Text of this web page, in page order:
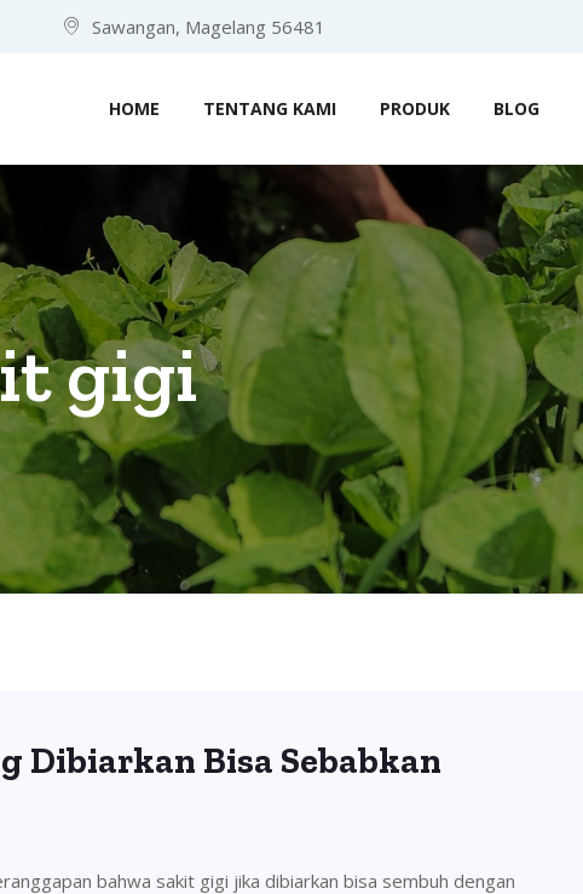
Sawangan, Magelang 56481
HOME TENTANG KAMI PRODUK BLOG
gigi
Dibiarkan Bisa Sebabkan
bahwa sakit gigi jika dibiarkan bisa sembuh dengan